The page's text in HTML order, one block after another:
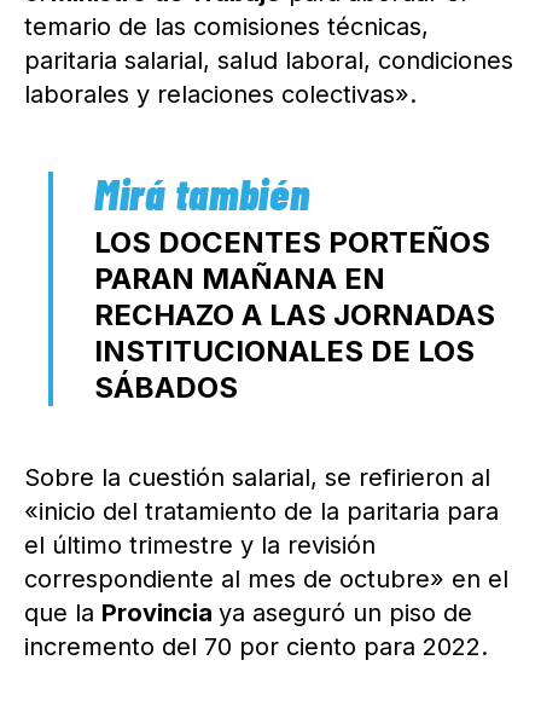
temario de las comisiones técnicas,
paritaria salarial, salud laboral, condiciones
laborales y relaciones colectivas».
LOS DOCENTES PORTEÑOS
PARAN MAÑANA EN
RECHAZO A LAS JORNADAS
INSTITUCIONALES DE LOS
SÁBADOS
Sobre la cuestión salarial, se refirieron al
«inicio del tratamiento de la paritaria para
el último trimestre y la revisión
correspondiente al mes de octubre» en el
que la Provincia ya aseguró un piso de
incremento del 70 por ciento para 2022.